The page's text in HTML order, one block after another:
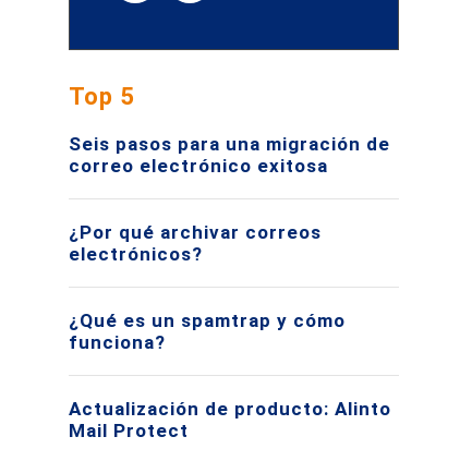
Top 5
Seis pasos para una migración de
correo electrónico exitosa
¿Por qué archivar correos
electrónicos?
¿Qué es un spamtrap y cómo
funciona?
Actualización de producto: Alinto
Mail Protect